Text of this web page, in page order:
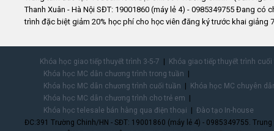
Thanh Xuân - Hà Nội SĐT: 19001860 (máy lẻ 4) - 0985349755 Đang có
trình đặc biệt giảm 20% học phí cho học viên đăng ký trước khai giảng
Khóa học giao tiếp thuyết trình 3-5-7
Khóa giao tiếp thuyết trình
Khóa học MC dẫn chương trình trong tuần
Khóa học MC dẫn chương trình cuối tuần
Khóa học MC chuyên
Khóa học MC dẫn chương trình cho trẻ em
Khóa học telesale bán hàng qua điện thoại
Đào tạo In-house
ĐC:391 Trường Chinh/HN - SĐT: 19001860 (máy lẻ 4) - 0985349755.